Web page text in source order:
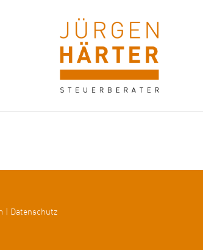
| Datenschutz